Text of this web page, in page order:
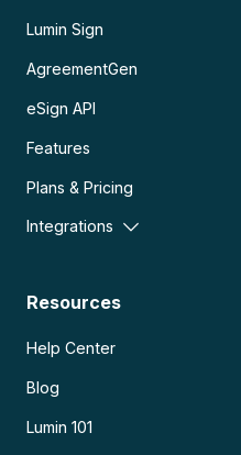
Lumin Sign
AgreementGen
eSign API
Features
Plans & Pricing
Integrations
Resources
Help Center
Blog
Lumin 101